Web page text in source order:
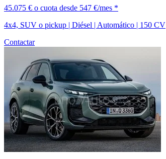
45.075 € o cuota desde 547 €/mes *
4x4, SUV o pickup | Diésel | Automático | 150 CV
Contactar